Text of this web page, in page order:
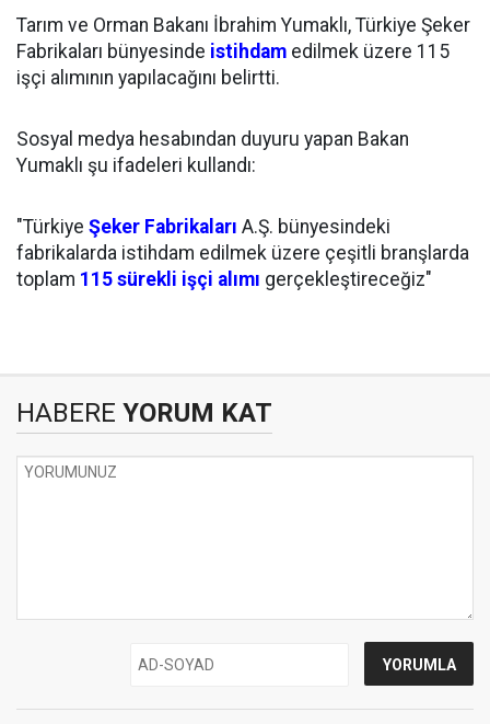
Tarım ve Orman Bakanı İbrahim Yumaklı, Türkiye Şeker
Fabrikaları bünyesinde istihdam edilmek üzere 115
işçi alımının yapılacağını belirtti.
Sosyal medya hesabından duyuru yapan Bakan
Yumaklı şu ifadeleri kullandı:
"Türkiye Şeker Fabrikaları A.Ş. bünyesindeki
fabrikalarda istihdam edilmek üzere çeşitli branşlarda
toplam 115 sürekli işçi alımı gerçekleştireceğiz"
HABERE YORUM KAT